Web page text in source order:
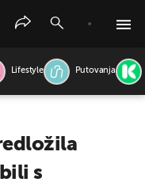
Lifestyle Putovanja
s